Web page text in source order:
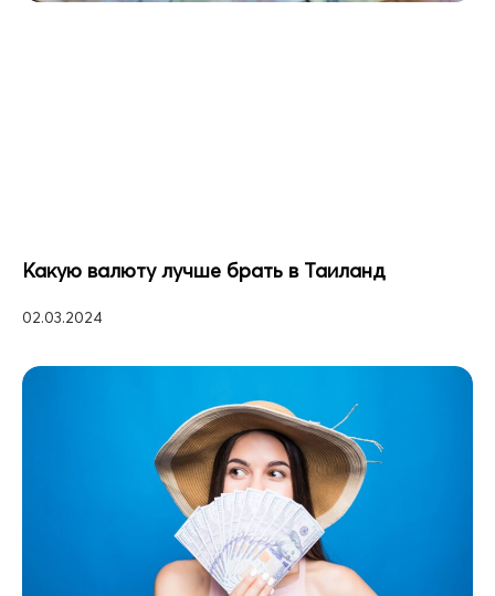
Какую валюту лучше брать в Таиланд
02.03.2024